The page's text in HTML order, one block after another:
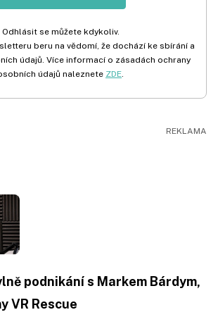
Odhlásit se můžete kdykoliv.
beru na vědomí, že dochází ke sbírání a
údajů. Více informací o zásadách ochrany
údajů naleznete ZDE.
podnikání s Markem Bárdym,
VR Rescue